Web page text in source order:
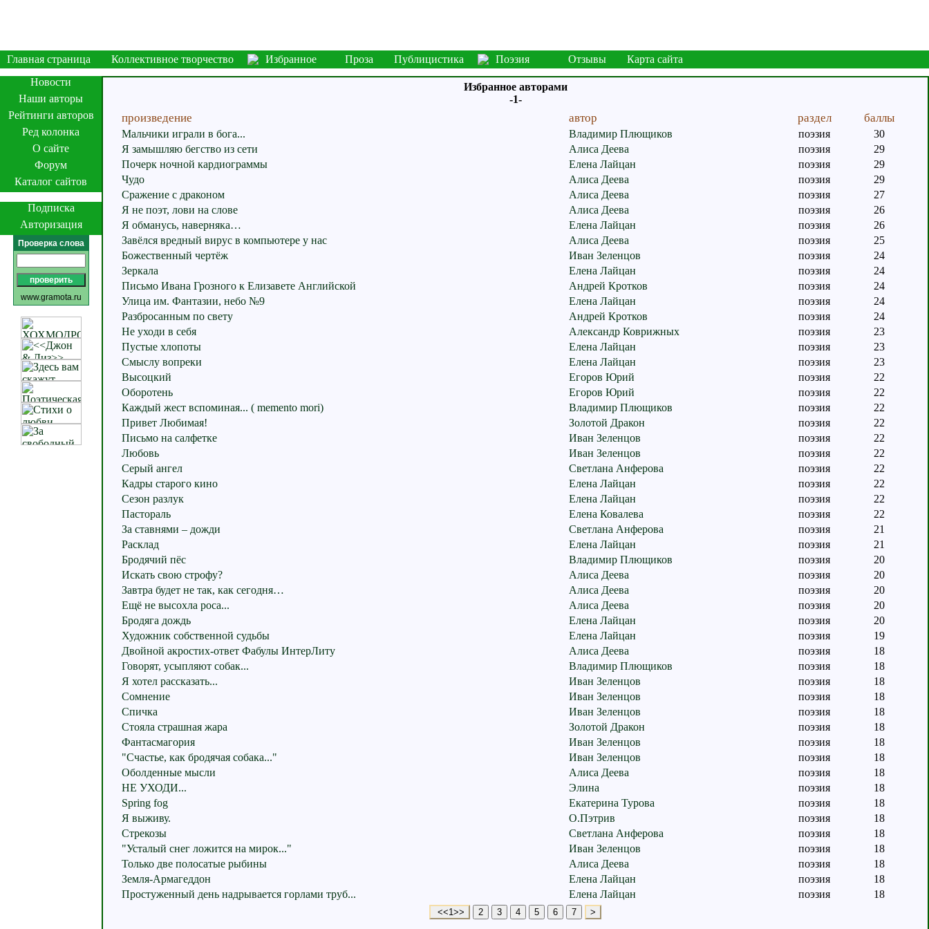
Главная страница Коллективное творчество Избранное Проза Публицистика Поэзия Отзывы
Карта сайта
Новости
Наши авторы
Рейтинги авторов
Ред колонка
О сайте
Форум
Каталог сайтов
Подписка
Авторизация
Проверка слова
www.gramota.ru
Избранное авторами
-1-
произведение автор раздел баллы
Мальчики играли в бога... Владимир Плющиков поэзия
30
Я замышляю бегство из сети
Алиса Деева поэзия
29
Почерк ночной кардиограммы
Елена Лайцан поэзия
29
Чудо
Алиса Деева поэзия
29
Сражение с драконом
Алиса Деева поэзия
27
Я не поэт, лови на слове
Алиса Деева поэзия
26
Я обманусь, наверняка…
Елена Лайцан поэзия
26
Завёлся вредный вирус в компьютере у нас
Алиса Деева поэзия
25
Божественный чертёж
Иван Зеленцов поэзия
24
Зеркала
Елена Лайцан поэзия
24
Письмо Ивана Грозного к Елизавете Английской
Андрей Кротков поэзия
24
Улица им. Фантазии, небо №9
Елена Лайцан поэзия
24
Разбросанным по свету
Андрей Кротков поэзия
24
Не уходи в себя
Александр Коврижных поэзия
23
Пустые хлопоты
Елена Лайцан поэзия
23
Смыслу вопреки
Елена Лайцан поэзия
23
Высоцкий
Егоров Юрий поэзия
22
Оборотень
Егоров Юрий поэзия
22
Каждый жест вспоминая... ( memento mori)
Владимир Плющиков поэзия
22
Привет Любимая!
Золотой Дракон поэзия
22
Письмо на салфетке
Иван Зеленцов поэзия
22
Любовь
Иван Зеленцов поэзия
22
Серый ангел
Светлана Анферова поэзия
22
Кадры старого кино
Елена Лайцан поэзия
22
Сезон разлук
Елена Лайцан поэзия
22
Пастораль
Елена Ковалева поэзия
22
За ставнями – дожди
Светлана Анферова поэзия
21
Расклад
Елена Лайцан поэзия
21
Бродячий пёс
Владимир Плющиков поэзия
20
Искать свою строфу?
Алиса Деева поэзия
20
Завтра будет не так, как сегодня…
Алиса Деева поэзия
20
Ещё не высохла роса...
Алиса Деева поэзия
20
Бродяга дождь
Елена Лайцан поэзия
20
Художник собственной судьбы
Елена Лайцан поэзия
19
Двойной акростих-ответ Фабулы ИнтерЛиту
Алиса Деева поэзия
18
Говорят, усыпляют собак...
Владимир Плющиков поэзия
18
Я хотел рассказать...
Иван Зеленцов поэзия
18
Сомнение
Иван Зеленцов поэзия
18
Спичка
Иван Зеленцов поэзия
18
Стояла страшная жара
Золотой Дракон поэзия
18
Фантасмагория
Иван Зеленцов поэзия
18
"Счастье, как бродячая собака..."
Иван Зеленцов поэзия
18
Оболденные мысли
Алиса Деева поэзия
18
НЕ УХОДИ...
Элина поэзия
18
Spring fog
Екатерина Турова поэзия
18
Я выживу.
О.Пэтрив поэзия
18
Стрекозы
Светлана Анферова поэзия
18
"Усталый снег ложится на мирок..."
Иван Зеленцов поэзия
18
Только две полосатые рыбины
Алиса Деева поэзия
18
Земля-Армагеддон
Елена Лайцан поэзия
18
Простуженный день надрывается горлами труб...
Елена Лайцан поэзия 18